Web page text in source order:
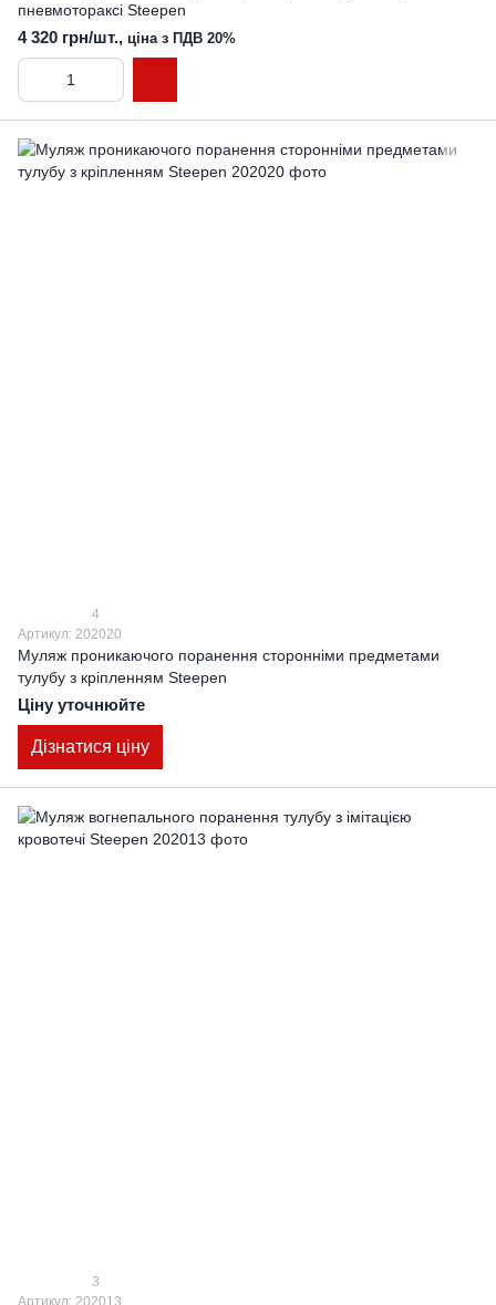
пневмотораксі Steepen
4 320 грн/шт., ціна з ПДВ 20%
4
Артикул: 202020
Муляж проникаючого поранення сторонніми предметами
тулубу з кріпленням Steepen
Ціну уточнюйте
Дізнатися ціну
3
Артикул: 202013